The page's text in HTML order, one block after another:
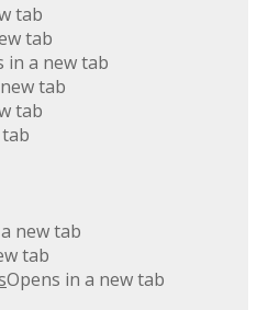
tab
tab
in a new tab
tab
tab
new tab
tab
Opens in a new tab